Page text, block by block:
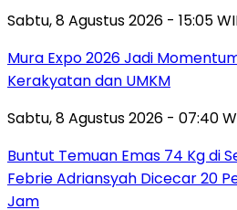
Sabtu, 8 Agustus 2026 - 15:05
Mura Expo 2026 Jadi
Kerakyatan dan UMKM
Sabtu, 8 Agustus 2026 - 07:40
Buntut Temuan Emas 74 Kg di
Febrie Adriansyah Dicecar 20
Jam